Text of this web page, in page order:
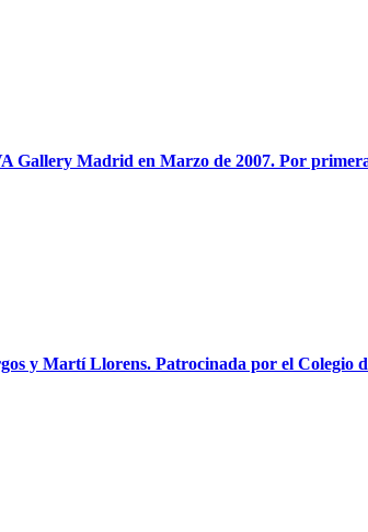
Madrid en Marzo de 2007. Por
y Martí Llorens. Patrocinada por el Colegio